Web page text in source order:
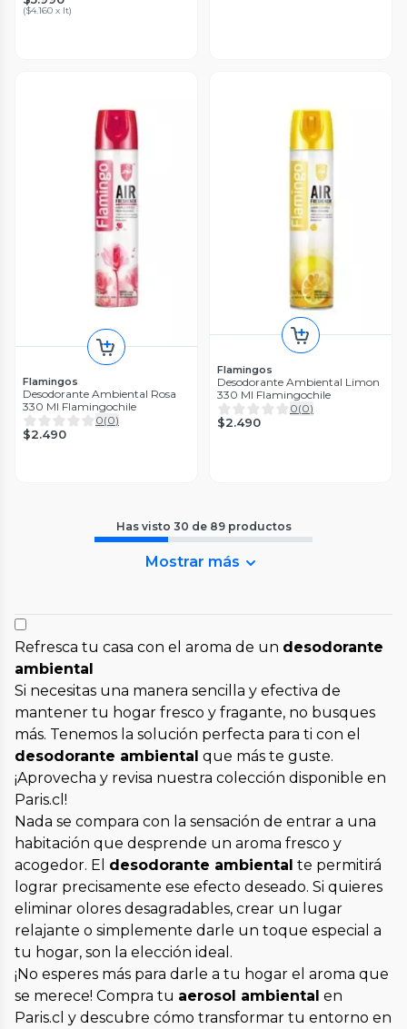
($4.160 x lt)
Flamingos
Desodorante Ambiental Rosa
330 Ml Flamingochile
0(0)
$2.490
Flamingos
Desodorante Ambiental Limon
330 Ml Flamingochile
0(0)
$2.490
Has visto 30 de 89 productos
Mostrar más
Refresca tu casa con el aroma de un desodorante
ambiental
Si necesitas una manera sencilla y efectiva de
mantener tu hogar fresco y fragante, no busques
más. Tenemos la solución perfecta para ti con el
desodorante ambiental que más te guste.
¡Aprovecha y revisa nuestra colección disponible en
Paris.cl!
Nada se compara con la sensación de entrar a una
habitación que desprende un aroma fresco y
acogedor. El desodorante ambiental te permitirá
lograr precisamente ese efecto deseado. Si quieres
eliminar olores desagradables, crear un lugar
relajante o simplemente darle un toque especial a
tu hogar, son la elección ideal.
¡No esperes más para darle a tu hogar el aroma que
se merece! Compra tu aerosol ambiental en
Paris.cl y descubre cómo transformar tu entorno en